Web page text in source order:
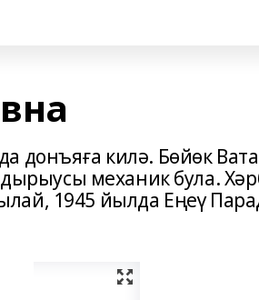
донъяға килә. Бөйөк
механик була.
1945 йылда Еңеү